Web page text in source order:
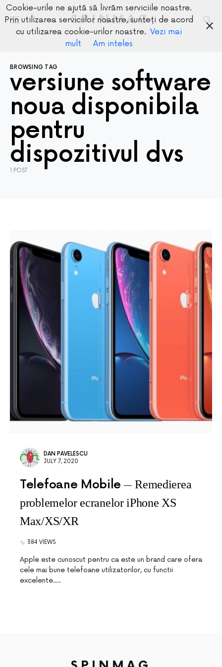
SPINMAG
BROWSING TAG
versiune software
noua disponibila
pentru
dispozitivul dvs
1 POST
DAN PAVELESCU
JULY 7, 2020
Telefoane Mobile
Remedierea
problemelor ecranelor iPhone XS
Max/XS/XR
384 VIEWS
Apple este cunoscut pentru ca este un brand care ofera
cele mai bune telefoane utilizatorilor, cu functii
excelente.…
Cookie-urile ne ajută să livrăm serviciile noastre.
Prin utilizarea serviciilor noastre, sunteți de acord
cu utilizarea cookie-urilor noastre. Vezi mai
mult
Am inteles